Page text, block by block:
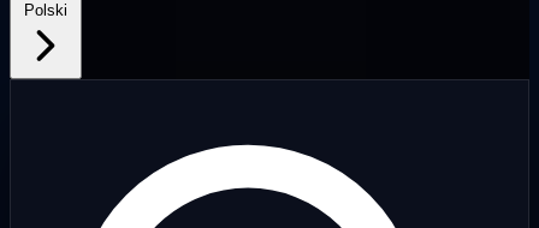
Polski